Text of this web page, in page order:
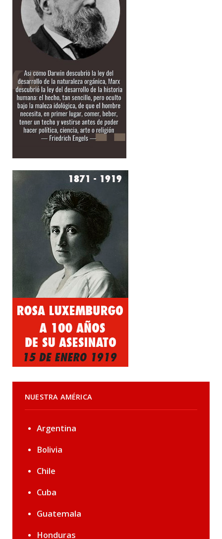
NUESTRA AMÉRICA
Argentina
Bolivia
Chile
Cuba
Guatemala
Honduras